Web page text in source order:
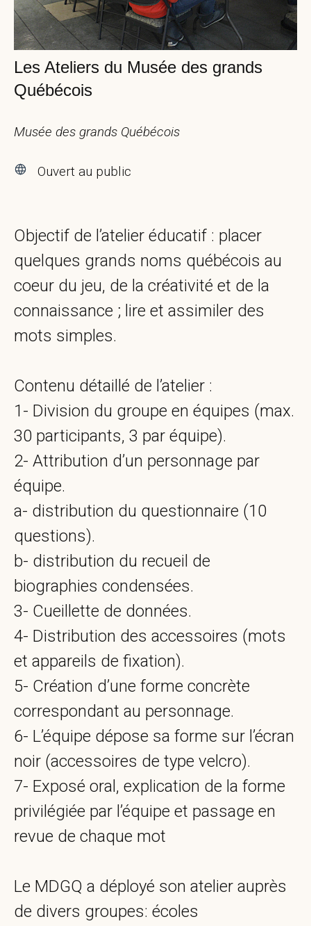
Les Ateliers du Musée des grands
Québécois
Musée des grands Québécois
Ouvert au public
Objectif de l’atelier éducatif : placer
quelques grands noms québécois au
coeur du jeu, de la créativité et de la
connaissance ; lire et assimiler des
mots simples.
Contenu détaillé de l’atelier :
1- Division du groupe en équipes (max.
30 participants, 3 par équipe).
2- Attribution d’un personnage par
équipe.
a- distribution du questionnaire (10
questions).
b- distribution du recueil de
biographies condensées.
3- Cueillette de données.
4- Distribution des accessoires (mots
et appareils de fixation).
5- Création d’une forme concrète
correspondant au personnage.
6- L’équipe dépose sa forme sur l’écran
noir (accessoires de type velcro).
7- Exposé oral, explication de la forme
privilégiée par l’équipe et passage en
revue de chaque mot
Le MDGQ a déployé son atelier auprès
de divers groupes: écoles